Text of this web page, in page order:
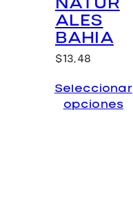
NATUR
ALES
BAHIA
$13,48
Seleccionar
opciones